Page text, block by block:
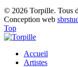
© 2026 Torpille. Tous
Conception web
Top
Accueil
Artistes